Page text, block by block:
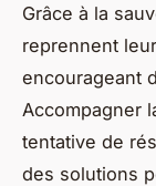
Grâce à la
reprennent
encourageant
Accompagner
tentative de
des solutions